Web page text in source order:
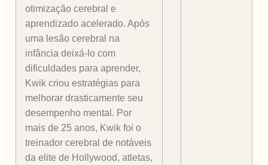
otimização cerebral e
aprendizado acelerado. Após
uma lesão cerebral na
infância deixá-lo com
dificuldades para aprender,
Kwik criou estratégias para
melhorar drasticamente seu
desempenho mental. Por
mais de 25 anos, Kwik foi o
treinador cerebral de notáveis
da elite de Hollywood, atletas,